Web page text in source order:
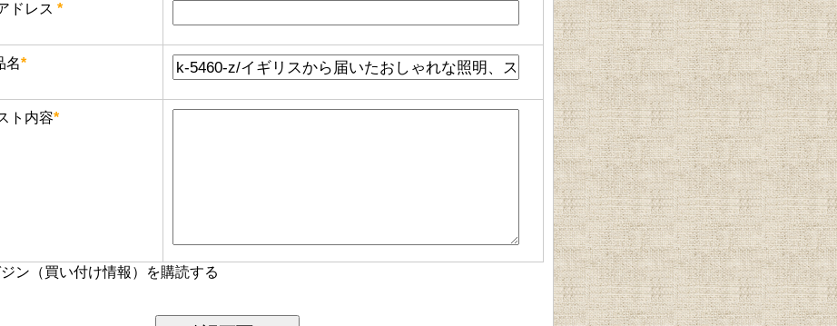
ドレス *
名*
ト内容*
ン（買い付け情報）を購読する